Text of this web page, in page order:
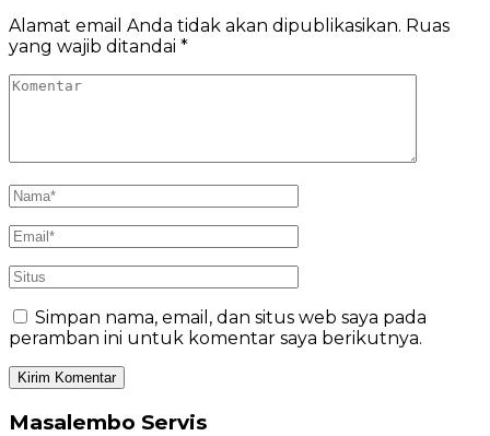
Alamat email Anda tidak akan dipublikasikan. Ruas
yang wajib ditandai *
Simpan nama, email, dan situs web saya pada
peramban ini untuk komentar saya berikutnya.
Masalembo Servis